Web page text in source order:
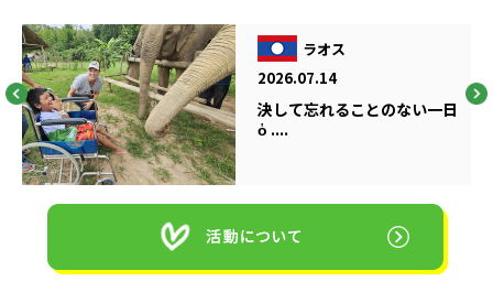
ラオス
2026.07.14
決して忘れることのない一日
ὁ ....